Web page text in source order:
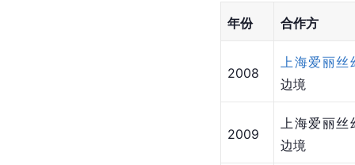
年份 合作方
2008
上海爱丽丝
边境
2009
上海爱丽丝
边境